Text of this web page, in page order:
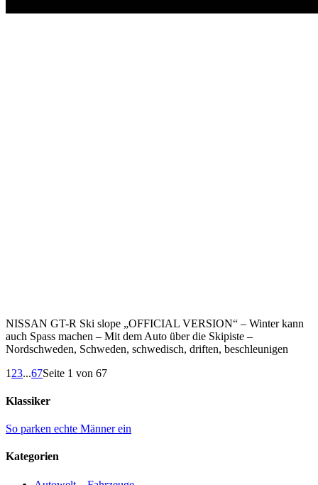
NISSAN GT-R Ski slope „OFFICIAL VERSION“ – Winter kann
auch Spass machen – Mit dem Auto über die Skipiste –
Nordschweden, Schweden, schwedisch, driften, beschleunigen
1 23...67Seite 1 von 67
Klassiker
So parken echte Männer ein
Kategorien